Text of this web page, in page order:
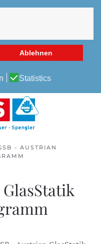
ermöglichen.
Bestimmungen
Ablehnen
Statistics
- AUSTRIAN